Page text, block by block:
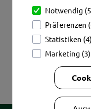
Notwendig
Präferenzen
Statistiken (4)
Marketing (3)
Wir
Jaguar
Couch